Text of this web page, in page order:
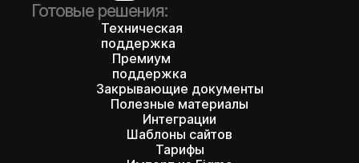
Готовые решения:
Техническая
поддержка
Премиум
поддержка
Закрывающие документы
Полезные материалы
Интеграции
Шаблоны сайтов
Тарифы